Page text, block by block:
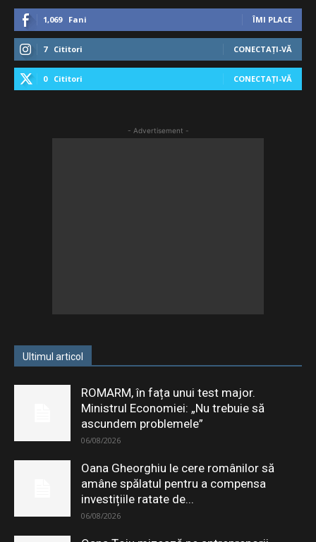
1,069 Fani ÎMI PLACE
7 Cititori CONECTAȚI-VĂ
0 Cititori CONECTAȚI-VĂ
- Advertisement -
Ultimul articol
ROMARM, în fața unui test major.
Ministrul Economiei: „Nu trebuie să
ascundem problemele”
06/08/2026
Oana Gheorghiu le cere românilor să
amâne spălatul pentru a compensa
investițiile ratate de...
06/08/2026